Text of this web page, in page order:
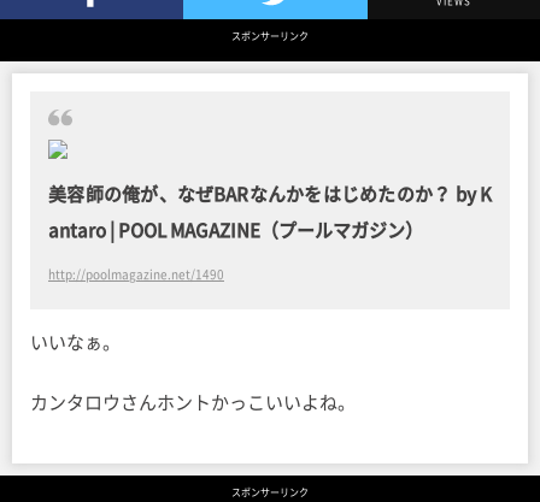
Twitterでツイート
スポンサーリンク
美容師の俺が、なぜBARなんかをはじめたのか？ by K
antaro | POOL MAGAZINE（プールマガジン）
http://poolmagazine.net/1490
いいなぁ。
カンタロウさんホントかっこいいよね。
スポンサーリンク